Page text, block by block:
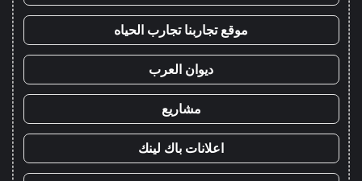
موقع تجاربنا تجارب الحياه
ديوان العرب
مشاريع
اعلانات باك لينك